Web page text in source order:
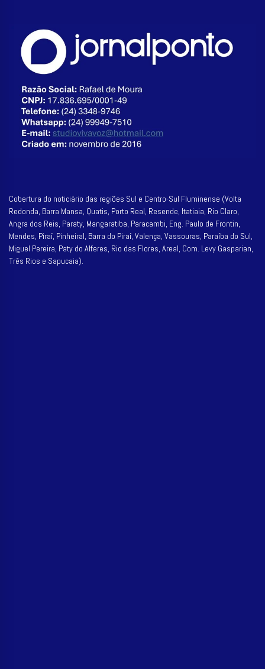
Cobertura do noticiário das regiões Sul e Centro-Sul Fluminense (Volta
Redonda, Barra Mansa, Quatis, Porto Real, Resende, Itatiaia, Rio Claro,
Angra dos Reis, Paraty, Mangaratiba, Paracambi, Eng. Paulo de Frontin,
Mendes, Piraí, Pinheiral, Barra do Piraí, Valença, Vassouras, Paraíba do Sul,
Miguel Pereira, Paty do Alferes, Rio das Flores, Areal, Com. Levy Gasparian,
Três Rios e Sapucaia).